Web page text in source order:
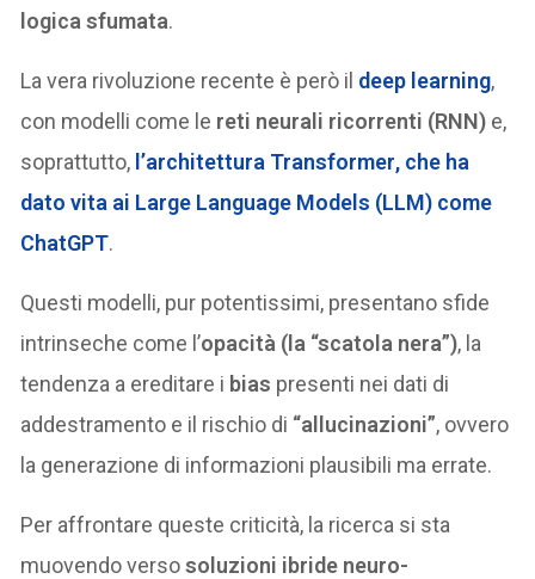
logica sfumata.
La vera rivoluzione recente è però il deep learning,
con modelli come le reti neurali ricorrenti (RNN) e,
soprattutto, l’architettura Transformer, che ha
dato vita ai Large Language Models (LLM) come
ChatGPT.
Questi modelli, pur potentissimi, presentano sfide
intrinseche come l’opacità (la “scatola nera”), la
tendenza a ereditare i bias presenti nei dati di
addestramento e il rischio di “allucinazioni”, ovvero
la generazione di informazioni plausibili ma errate.
Per affrontare queste criticità, la ricerca si sta
muovendo versosoluzioni ibride neuro-